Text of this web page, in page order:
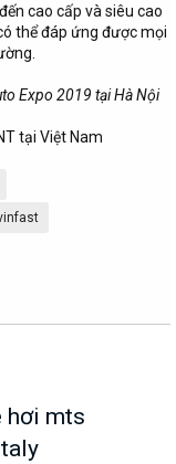
cao cấp và siêu cao
thể đáp ứng được mọi
Expo 2019 tại Hà Nội
tại Việt Nam
hơi mts